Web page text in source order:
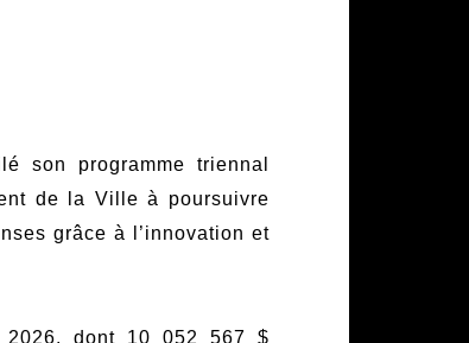
son programme triennal
de la Ville à poursuivre
grâce à l’innovation et
2026, dont 10 052 567 $